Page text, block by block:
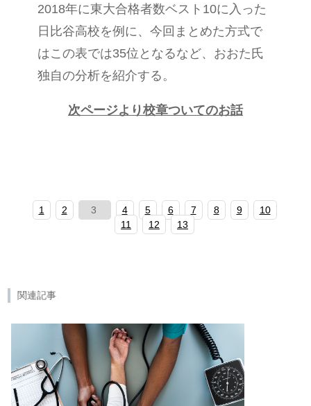
2018年に東大合格者数ベスト10に入った
日比谷高校を例に、今回まとめた方式で
はこの表では35位となるなど、おおた氏
独自の分析を紹介する。
次ページより校章ついてのお話
1 2 3 4 5 6 7 8 9
10
11
12 13
関連記事